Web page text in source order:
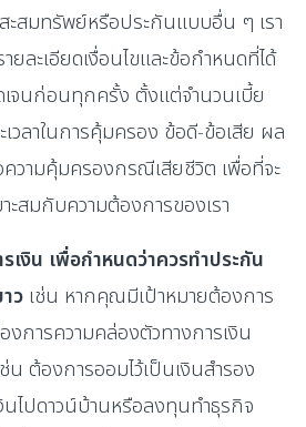
ะสมทรัพย์หรือประกันแบบอื่น ๆ เรา
ยละเอียดเงื่อนไขและข้อกำหนดที่ได้
เจนก่อนทุกครั้ง ตั้งแต่จำนวนเบี้ย
วลาในการคุ้มครอง ข้อดี-ข้อเสีย ผล
ความคุ้มครองกรณีเสียชีวิต เพื่อที่จะ
ะสมกับความต้องการของเรา
เงิน เพื่อกำหนดว่าควรทำประกัน
ว เช่น หากคุณมีเป้าหมายต้องการ
งการความคล่องตัวทางการเงิน
ต้องการออมไว้เป็นเงินสำรอง
ไปดาวน์บ้านหรือลงทุนทำธุรกิจ